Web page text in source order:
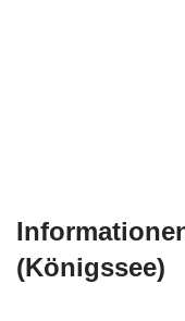
(Königssee)